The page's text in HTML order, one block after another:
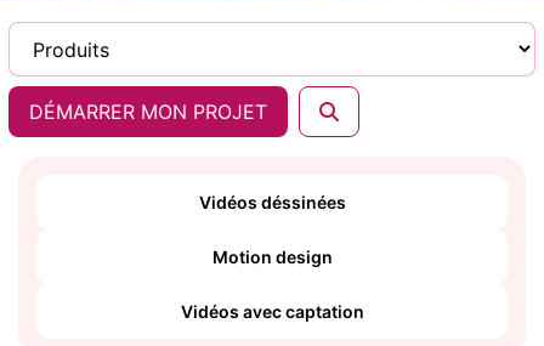
DÉMARRER MON PROJET
Vidéos déssinées
Motion design
Vidéos avec captation